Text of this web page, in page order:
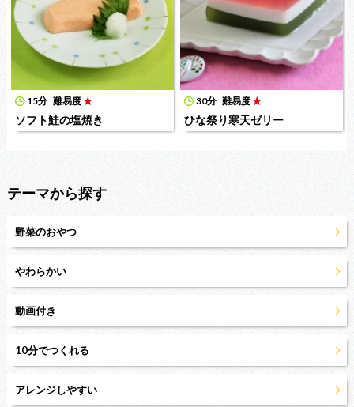
15分 難易度★
ソフト鮭の塩焼き
30分 難易度★
ひな祭り寒天ゼリー
テーマから探す
野菜のおやつ
やわらかい
動画付き
10分でつくれる
アレンジしやすい